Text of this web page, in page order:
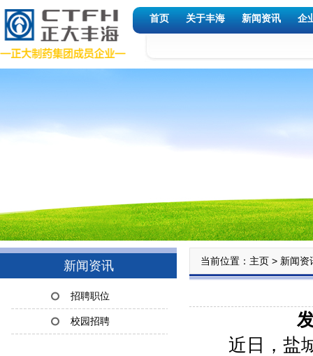
首页 关于丰海 新闻资讯 企
新闻资讯
招聘职位
校园招聘
当前位置： 主页 > 新闻资
近日，盐城